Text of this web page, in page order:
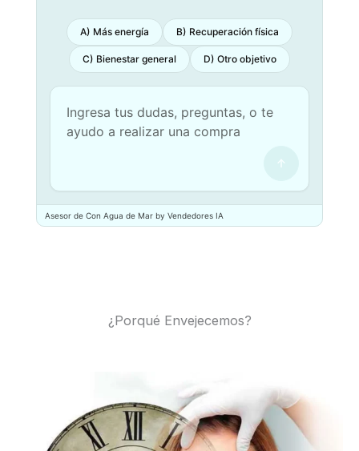
A) Más energía B) Recuperación física
C) Bienestar general D) Otro objetivo
Asesor de Con Agua de Mar by Vendedores IA
¿Porqué Envejecemos?